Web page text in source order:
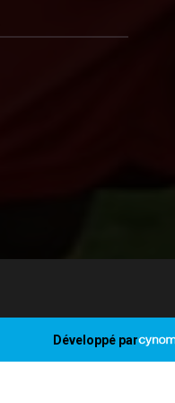
Développé par